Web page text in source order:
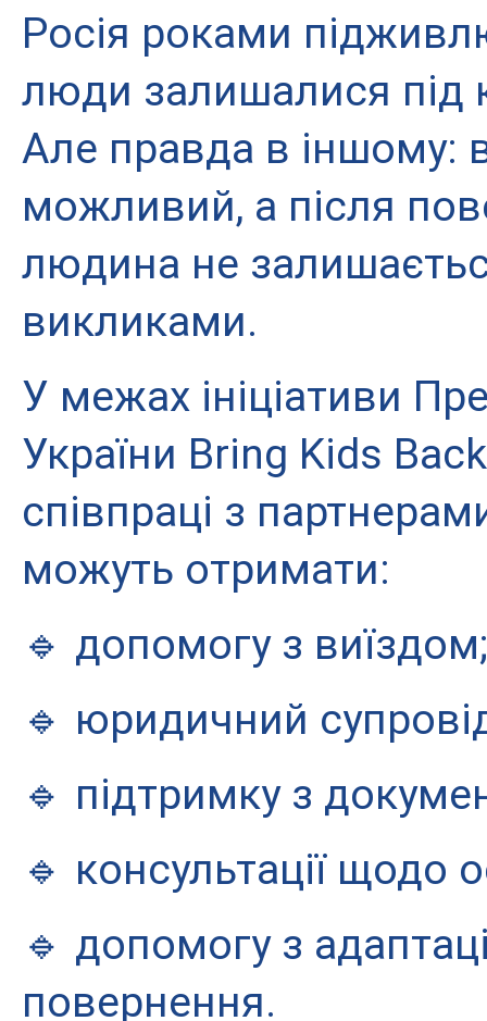
Росія роками
люди залишалися під
Але правда в іншому:
можливий, а після
людина не
викликами.
У межах ініціативи
України Bring Kids
співпраці з
можуть отримати:
🔹 допомогу з виїздом;
🔹 юридичний
🔹 підтримку з
🔹 консультації щодо
🔹 допомогу з
повернення.